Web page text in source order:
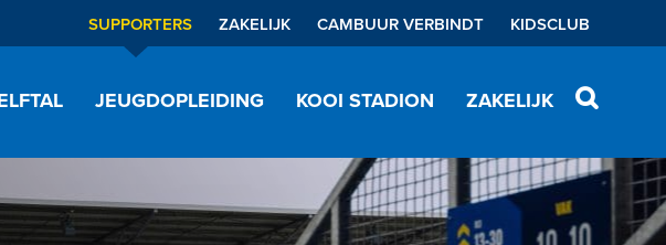
SUPPORTERS ZAKELIJK CAMBUUR VERBINDT KIDSCLUB
JEUGDOPLEIDING KOOI STADION ZAKELIJK